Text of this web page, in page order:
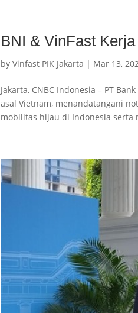
BNI & VinFast
byVinfast PIK Jakarta | Mar 13,
Jakarta, CNBC Indonesia – PT
asal Vietnam, menandatangani
mobilitas hijau di Indonesia serta